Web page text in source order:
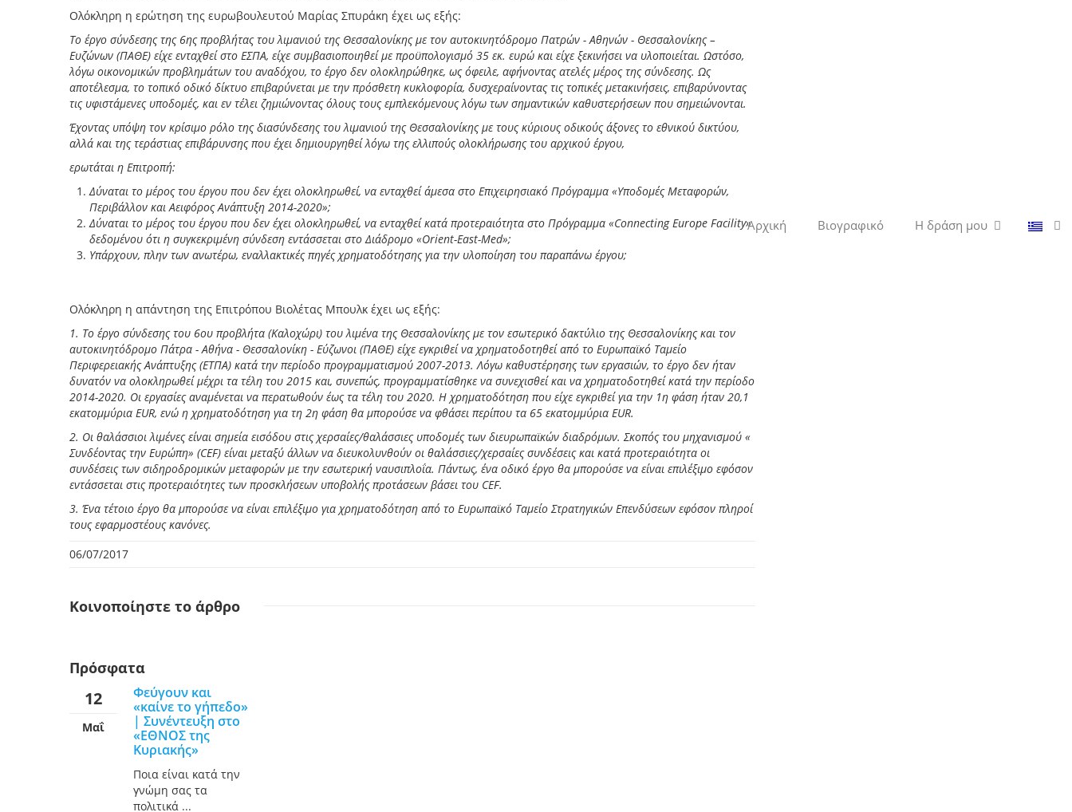
Αρχική Βιογραφικό Η δράση μου
Ολόκληρη η ερώτηση της ευρωβουλευτού Μαρίας Σπυράκη έχει ως εξής:
Το έργο σύνδεσης της 6ης προβλήτας του λιμανιού της Θεσσαλονίκης με τον αυτοκινητόδρομο Πατρών - Αθηνών - Θεσσαλονίκης –
Ευζώνων (ΠΑΘΕ) είχε ενταχθεί στο ΕΣΠΑ, είχε συμβασιοποιηθεί με προϋπολογισμό 35 εκ. ευρώ και είχε ξεκινήσει να υλοποιείται. Ωστόσο,
λόγω οικονομικών προβλημάτων του αναδόχου, το έργο δεν ολοκληρώθηκε, ως όφειλε, αφήνοντας ατελές μέρος της σύνδεσης. Ως
αποτέλεσμα, το τοπικό οδικό δίκτυο επιβαρύνεται με την πρόσθετη κυκλοφορία, δυσχεραίνοντας τις τοπικές μετακινήσεις, επιβαρύνοντας
τις υφιστάμενες υποδομές, και εν τέλει ζημιώνοντας όλους τους εμπλεκόμενους λόγω των σημαντικών καθυστερήσεων που σημειώνονται.
Έχοντας υπόψη τον κρίσιμο ρόλο της διασύνδεσης του λιμανιού της Θεσσαλονίκης με τους κύριους οδικούς άξονες το εθνικού δικτύου,
αλλά και της τεράστιας επιβάρυνσης που έχει δημιουργηθεί λόγω της ελλιπούς ολοκλήρωσης του αρχικού έργου,
ερωτάται η Επιτροπή:
Δύναται το μέρος του έργου που δεν έχει ολοκληρωθεί, να ενταχθεί άμεσα στο Επιχειρησιακό Πρόγραμμα «Υποδομές Μεταφορών,
Περιβάλλον και Αειφόρος Ανάπτυξη 2014-2020»;
Δύναται το μέρος του έργου που δεν έχει ολοκληρωθεί, να ενταχθεί κατά προτεραιότητα στο Πρόγραμμα «Connecting Europe Facility»
δεδομένου ότι η συγκεκριμένη σύνδεση εντάσσεται στο Διάδρομο «Orient-East-Med»;
Υπάρχουν, πλην των ανωτέρω, εναλλακτικές πηγές χρηματοδότησης για την υλοποίηση του παραπάνω έργου;
Ολόκληρη η απάντηση της Επιτρόπου Βιολέτας Μπουλκ έχει ως εξής:
1. Το έργο σύνδεσης του 6ου προβλήτα (Kαλοχώρι) του λιμένα της Θεσσαλονίκης με τον εσωτερικό δακτύλιο της Θεσσαλονίκης και τον
αυτοκινητόδρομο Πάτρα - Αθήνα - Θεσσαλονίκη - Εύζωνοι (ΠΑΘΕ) είχε εγκριθεί να χρηματοδοτηθεί από το Ευρωπαϊκό Ταμείο
Περιφερειακής Ανάπτυξης (ΕΤΠΑ) κατά την περίοδο προγραμματισμού 2007-2013. Λόγω καθυστέρησης των εργασιών, το έργο δεν ήταν
δυνατόν να ολοκληρωθεί μέχρι τα τέλη του 2015 και, συνεπώς, προγραμματίσθηκε να συνεχισθεί και να χρηματοδοτηθεί κατά την περίοδο
2014-2020. Οι εργασίες αναμένεται να περατωθούν έως τα τέλη του 2020. Η χρηματοδότηση που είχε εγκριθεί για την 1η φάση ήταν 20,1
εκατομμύρια EUR, ενώ η χρηματοδότηση για τη 2η φάση θα μπορούσε να φθάσει περίπου τα 65 εκατομμύρια EUR.
2. Οι θαλάσσιοι λιμένες είναι σημεία εισόδου στις χερσαίες/θαλάσσιες υποδομές των διευρωπαϊκών διαδρόμων. Σκοπός του μηχανισμού «
Συνδέοντας την Ευρώπη» (CEF) είναι μεταξύ άλλων να διευκολυνθούν οι θαλάσσιες/χερσαίες συνδέσεις και κατά προτεραιότητα οι
συνδέσεις των σιδηροδρομικών μεταφορών με την εσωτερική ναυσιπλοΐα. Πάντως, ένα οδικό έργο θα μπορούσε να είναι επιλέξιμο εφόσον
εντάσσεται στις προτεραιότητες των προσκλήσεων υποβολής προτάσεων βάσει του CEF.
3. Ένα τέτοιο έργο θα μπορούσε να είναι επιλέξιμο για χρηματοδότηση από το Ευρωπαϊκό Ταμείο Στρατηγικών Επενδύσεων εφόσον πληροί
τους εφαρμοστέους κανόνες.
06/07/2017
Κοινοποίηστε το άρθρο
Πρόσφατα
12
Μαΐ
Φεύγουν και
«καίνε το γήπεδο»
| Συνέντευξη στο
«ΕΘΝΟΣ της
Κυριακής»
Ποια είναι κατά την
γνώμη σας τα
πολιτικά ...